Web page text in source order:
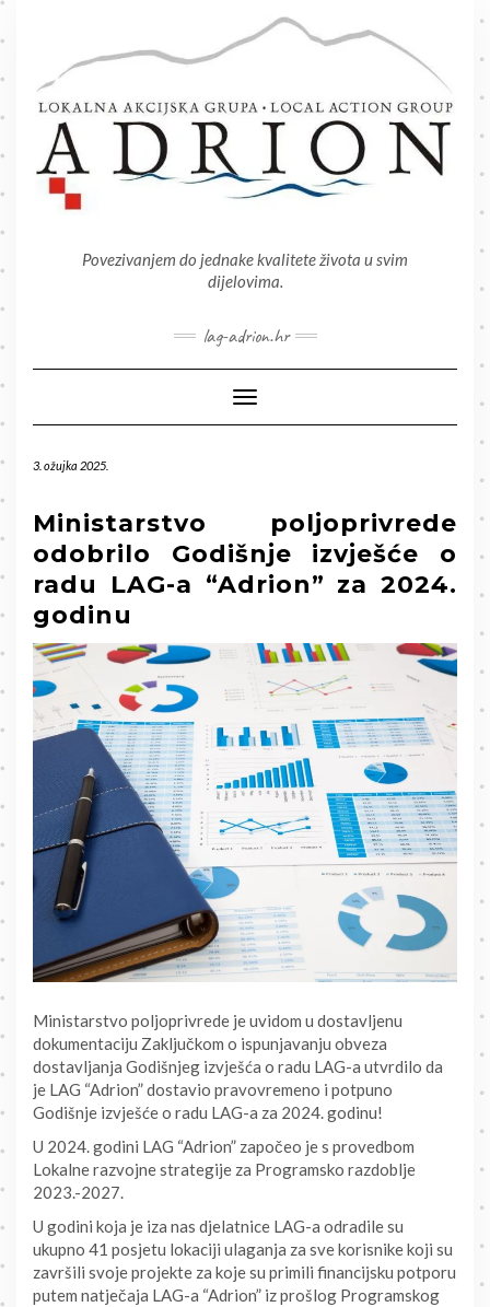
Skip
Povezivanjem do jednake kvalitete života u svim
dijelovima.
lag-adrion.hr
Toggle Navigation
3. ožujka 2025.
Ministarstvo poljoprivrede
odobrilo Godišnje izvješće o
radu LAG-a “Adrion” za 2024.
godinu
Ministarstvo poljoprivrede je uvidom u dostavljenu
dokumentaciju Zaključkom o ispunjavanju obveza
dostavljanja Godišnjeg izvješća o radu LAG-a utvrdilo da
je LAG “Adrion” dostavio pravovremeno i potpuno
Godišnje izvješće o radu LAG-a za 2024. godinu!
U 2024. godini LAG “Adrion” započeo je s provedbom
Lokalne razvojne strategije za Programsko razdoblje
2023.-2027.
U godini koja je iza nas djelatnice LAG-a odradile su
ukupno 41 posjetu lokaciji ulaganja za sve korisnike koji su
završili svoje projekte za koje su primili financijsku potporu
putem natječaja LAG-a “Adrion” iz prošlog Programskog